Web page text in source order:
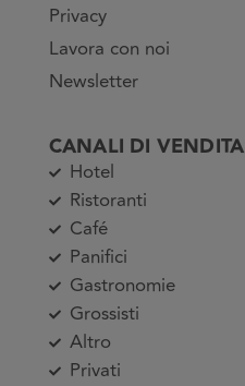
Privacy
Lavora con noi
Newsletter
CANALI DI VENDITA
Hotel
Ristoranti
Café
Panifici
Gastronomie
Grossisti
Altro
Privati